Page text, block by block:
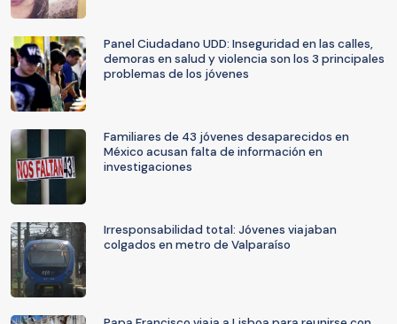
Panel Ciudadano UDD: Inseguridad en las calles,
demoras en salud y violencia son los 3 principales
problemas de los jóvenes
Familiares de 43 jóvenes desaparecidos en
México acusan falta de información en
investigaciones
Irresponsabilidad total: Jóvenes viajaban
colgados en metro de Valparaíso